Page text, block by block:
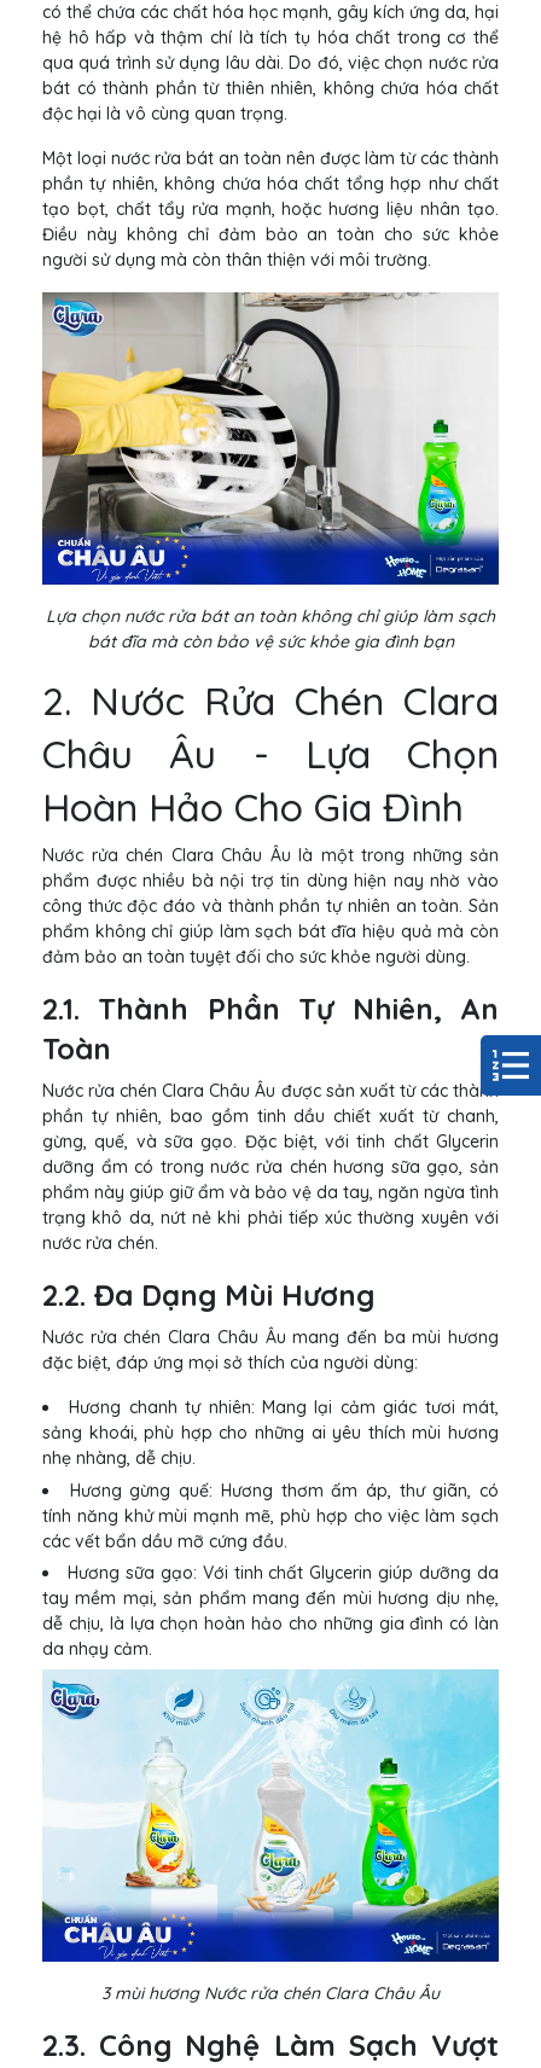
có thể chứa các chất hóa học mạnh, gây kích ứng da, hại
hệ hô hấp và thậm chí là tích tụ hóa chất trong cơ thể
qua quá trình sử dụng lâu dài. Do đó, việc chọn nước rửa
bát có thành phần từ thiên nhiên, không chứa hóa chất
độc hại là vô cùng quan trọng.
Một loại nước rửa bát an toàn nên được làm từ các thành
phần tự nhiên, không chứa hóa chất tổng hợp như chất
tạo bọt, chất tẩy rửa mạnh, hoặc hương liệu nhân tạo.
Điều này không chỉ đảm bảo an toàn cho sức khỏe
người sử dụng mà còn thân thiện với môi trường.
Lựa chọn nước rửa bát an toàn không chỉ giúp làm sạch
bát đĩa mà còn bảo vệ sức khỏe gia đình bạn
2. Nước Rửa Chén Clara
Châu Âu - Lựa Chọn
Hoàn Hảo Cho Gia Đình
Nước rửa chén Clara Châu Âu là một trong những sản
phẩm được nhiều bà nội trợ tin dùng hiện nay nhờ vào
công thức độc đáo và thành phần tự nhiên an toàn. Sản
phẩm không chỉ giúp làm sạch bát đĩa hiệu quả mà còn
đảm bảo an toàn tuyệt đối cho sức khỏe người dùng.
2.1. Thành Phần Tự Nhiên, An
Toàn
Nước rửa chén Clara Châu Âu được sản xuất từ các thành
phần tự nhiên, bao gồm tinh dầu chiết xuất từ chanh,
gừng, quế, và sữa gạo. Đặc biệt, với tinh chất Glycerin
dưỡng ẩm có trong nước rửa chén hương sữa gạo, sản
phẩm này giúp giữ ẩm và bảo vệ da tay, ngăn ngừa tình
trạng khô da, nứt nẻ khi phải tiếp xúc thường xuyên với
nước rửa chén.
2.2. Đa Dạng Mùi Hương
Nước rửa chén Clara Châu Âu mang đến ba mùi hương
đặc biệt, đáp ứng mọi sở thích của người dùng:
Hương chanh tự nhiên: Mang lại cảm giác tươi mát,
sảng khoái, phù hợp cho những ai yêu thích mùi hương
nhẹ nhàng, dễ chịu.
Hương gừng quế: Hương thơm ấm áp, thư giãn, có
tính năng khử mùi mạnh mẽ, phù hợp cho việc làm sạch
các vết bẩn dầu mỡ cứng đầu.
Hương sữa gạo: Với tinh chất Glycerin giúp dưỡng da
tay mềm mại, sản phẩm mang đến mùi hương dịu nhẹ,
dễ chịu, là lựa chọn hoàn hảo cho những gia đình có làn
da nhạy cảm.
3 mùi hương Nước rửa chén Clara Châu Âu
2.3. Công Nghệ Làm Sạch Vượt